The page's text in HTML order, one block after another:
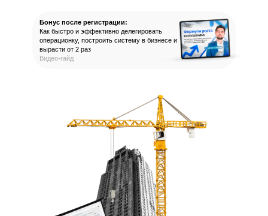
Бонус после регистрации:
Как быстро и эффективно делегировать
операционку, построить систему в бизнесе и
вырасти от 2 раз
Видео-гайд